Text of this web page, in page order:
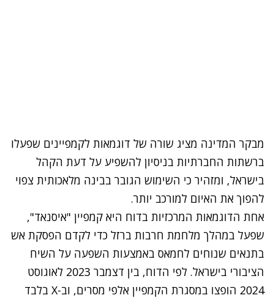
מבקר המדינה מציג שורה של דוגמאות לקמפיינים שפעלו
ברשתות החברתיות בניסיון להשפיע על דעת הקהל
בישראל, ומזהיר כי השימוש הגובר בבינה מלאכותית צפוי
להפוך את האיום למורכב יותר.
אחת הדוגמאות המרכזיות בדוח היא קמפיין "איסנאד",
שפעל במהלך מלחמת חרבות ברזל כדי לקדם הפסקת אש
בתנאים שנוחים לחמאס באמצעות השפעה על השיח
הציבורי בישראל. לפי הדוח, בין דצמבר 2023 לאוגוסט
2024 הופצו במסגרת הקמפיין אלפי מסרים, וב
-X
בלבד